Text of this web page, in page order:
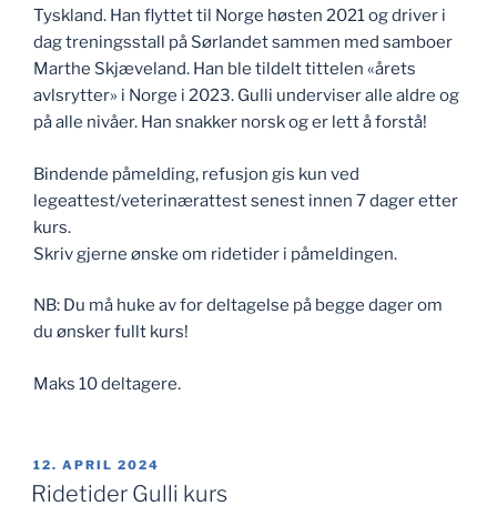
Tyskland. Han flyttet til Norge høsten 2021 og driver i
dag treningsstall på Sørlandet sammen med samboer
Marthe Skjæveland. Han ble tildelt tittelen «årets
avlsrytter» i Norge i 2023. Gulli underviser alle aldre og
på alle nivåer. Han snakker norsk og er lett å forstå!
Bindende påmelding, refusjon gis kun ved
legeattest/veterinærattest senest innen 7 dager etter
kurs.
Skriv gjerne ønske om ridetider i påmeldingen.
NB: Du må huke av for deltagelse på begge dager om
du ønsker fullt kurs!
Maks 10 deltagere.
PUBLISERT
12. APRIL 2024
Ridetider Gulli kurs